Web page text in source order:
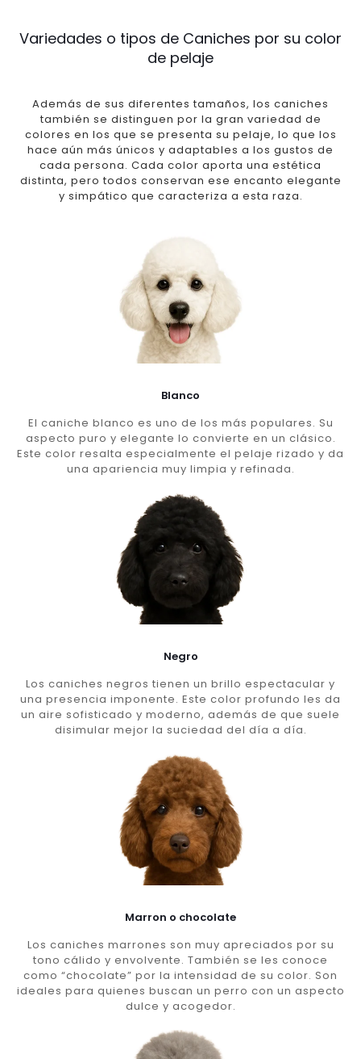
Variedades o tipos de Caniches por su color
de pelaje
Además de sus diferentes tamaños, los caniches
también se distinguen por la gran variedad de
colores en los que se presenta su pelaje, lo que los
hace aún más únicos y adaptables a los gustos de
cada persona. Cada color aporta una estética
distinta, pero todos conservan ese encanto elegante
y simpático que caracteriza a esta raza.
Blanco
El caniche blanco es uno de los más populares. Su
aspecto puro y elegante lo convierte en un clásico.
Este color resalta especialmente el pelaje rizado y da
una apariencia muy limpia y refinada.
Negro
Los caniches negros tienen un brillo espectacular y
una presencia imponente. Este color profundo les da
un aire sofisticado y moderno, además de que suele
disimular mejor la suciedad del día a día.
Marron o chocolate
Los caniches marrones son muy apreciados por su
tono cálido y envolvente. También se les conoce
como “chocolate” por la intensidad de su color. Son
ideales para quienes buscan un perro con un aspecto
dulce y acogedor.